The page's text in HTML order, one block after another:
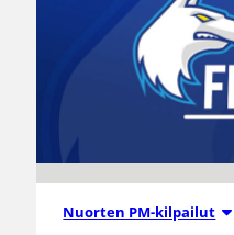
Nuorten PM-kilpailut